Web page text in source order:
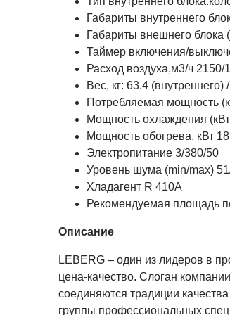
Габариты внутреннего
Габариты внешнего
Таймер включения/
Расход воздуха,м3/ч 2150/
Вес, кг: 63.4
Потребляемая мощность
Мощность охлаждения
Мощность обогрева, кВт
Электропитание 3/380/50
Уровень шума (min/max)
Хладагент R 410A
Рекомендуемая площадь
Описание
LEBERG – один из лидеров в
цена-качество. Слоган
соединяются традиции
группы профессиональных